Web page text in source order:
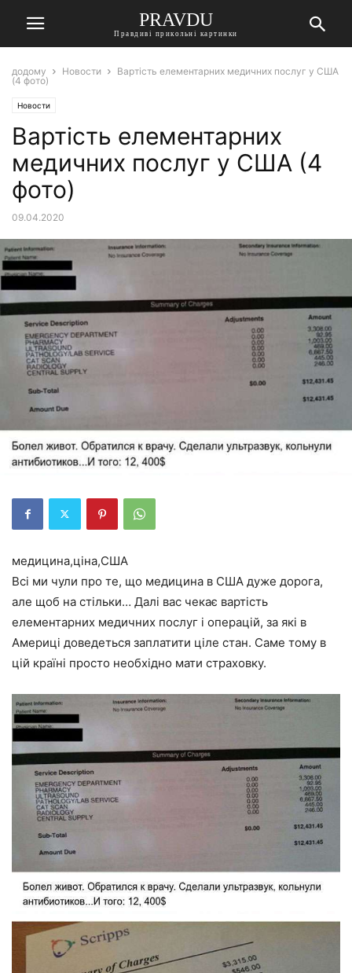
PRAVDU
Правдиві прикольні картинки
додому Новости
Вартість елементарних медичних послуг у США
(4 фото)
Новости
Вартість елементарних
медичних послуг у США (4
фото)
09.04.2020
медицина,ціна,США
Всі ми чули про те, що медицина в США дуже дорога,
але щоб на стільки… Далі вас чекає вартість
елементарних медичних послуг і операцій, за які в
Америці доведеться заплатити ціле стан. Саме тому в
цій країні просто необхідно мати страховку.